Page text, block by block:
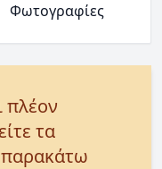
Φωτογραφίες
πλέον
τα
παρακάτω